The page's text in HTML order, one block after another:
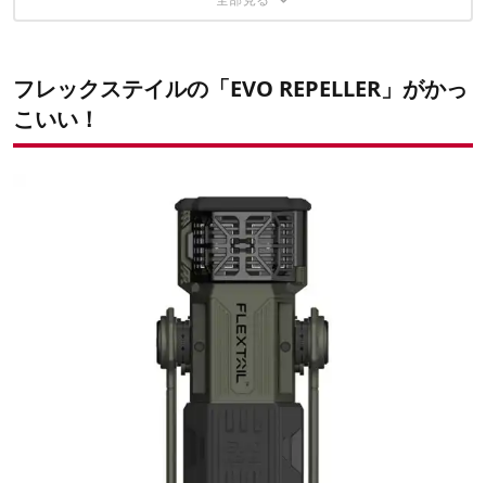
ライトとしては……？
気になったところ
ライトはバッテリー消費がネックかも
欲張った使い方に注意
合わせて読みたい
フレックステイルの「EVO REPELLER」がかっ
こいい！